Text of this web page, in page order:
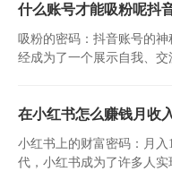
什么账号才能吸粉呢抖
吸粉的密码：抖音账号的
经成为了一个展示自我、
在小红书怎么赚钱月收
小红书上的财富密码：月
代，小红书成为了许多人